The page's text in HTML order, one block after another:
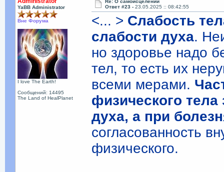
YaBB Administrator
Вне Форума
I love The Earth!
Сообщений: 14495
The Land of HealPlanet
Re: О самоисцелении
Ответ #23 -23.05.2025 :: 08:42:55
<... > Слабость
слабости духа.
но здоровье надо
тел, то есть их
всеми мерами.
физического тела
духа, а при
согласованность
физического.